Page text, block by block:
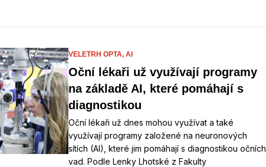
VELETRH OPTA, AI
Oční lékaři už využívají programy
na základě AI, které pomáhají s
diagnostikou
Oční lékaři už dnes mohou využívat a také
využívají programy založené na neuronových
sítích (AI), které jim pomáhají s diagnostikou očních
vad. Podle Lenky Lhotské z Fakulty